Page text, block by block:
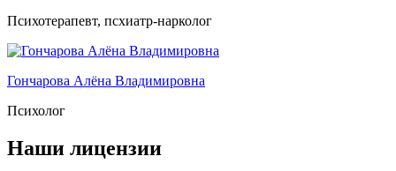
Психотерапевт, псхиатр-нарколог
Гончарова Алёна Владимировна
Психолог
Наши лицензии